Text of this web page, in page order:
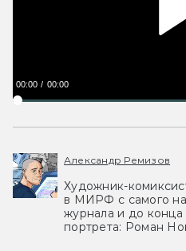
00:00 00:00
Александр Ремизов
Художник-
в МИРФ с самого
журнала и до конца
портрета: Роман